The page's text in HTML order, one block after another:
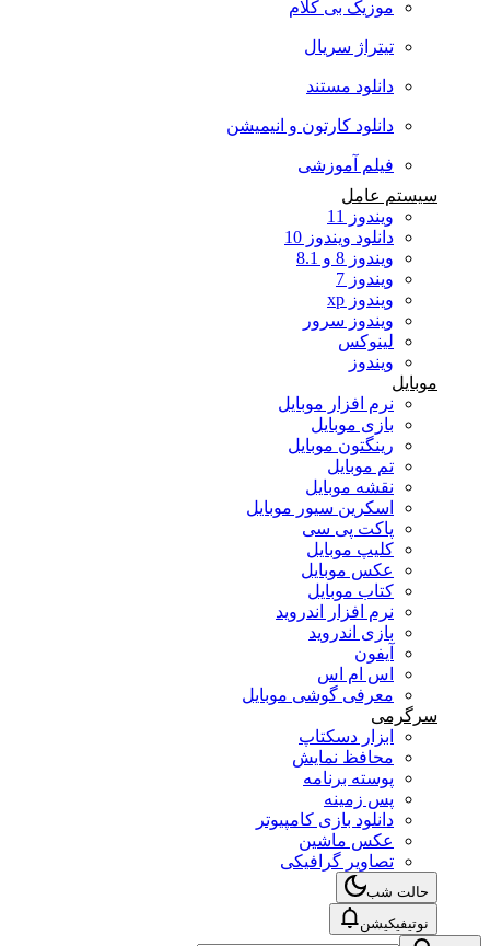
موزیک بی کلام
تیتراژ سریال
دانلود مستند
دانلود کارتون و انیمیشن
فیلم آموزشی
سیستم عامل
ویندوز 11
دانلود ویندوز 10
ویندوز 8 و 8.1
ویندوز 7
ویندوز xp
ویندوز سرور
لینوکس
ویندوز
موبایل
نرم افزار موبایل
بازی موبایل
رینگتون موبایل
تم موبایل
نقشه موبایل
اسکرین سیور موبایل
پاکت پی سی
کلیپ موبایل
عکس موبایل
کتاب موبایل
نرم افزار اندروید
بازی اندروید
آیفون
اس ام اس
معرفی گوشی موبایل
سرگرمی
ابزار دسکتاپ
محافظ نمایش
پوسته برنامه
پس زمینه
دانلود بازی کامپیوتر
عکس ماشین
تصاویر گرافیکی
حالت شب
نوتیفیکیشن